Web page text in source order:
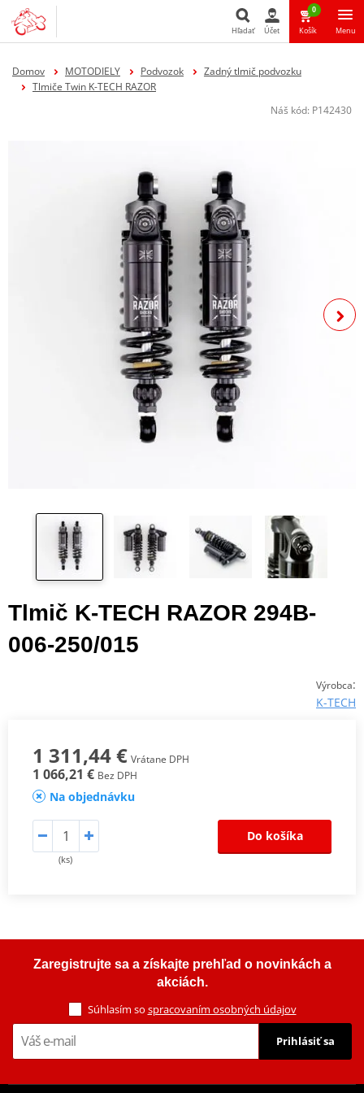
Hľadať Účet
0
Košík Menu
Domov MOTODIELY Podvozok
Zadný tlmič podvozku
Tlmiče Twin K-TECH RAZOR
Náš kód: P142430
Tlmič K-TECH RAZOR 294B-
006-250/015
Výrobca:
K-TECH
1 311,44 € Vrátane DPH
1 066,21 € Bez DPH
Na objednávku
(ks)
Do košíka
Zaregistrujte sa a získajte prehľad o novinkách a
akciách.
Súhlasím so spracovaním osobných údajov
Prihlásiť sa